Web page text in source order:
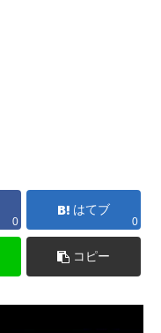
0
はてブ
0
コピー